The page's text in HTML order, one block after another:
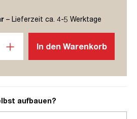
– Lieferzeit ca. 4-5 Werktage
In den Warenkorb
aufbauen?